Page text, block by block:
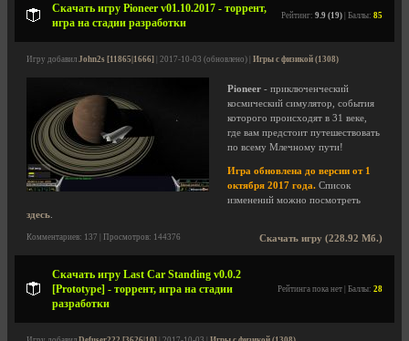
Скачать игру Pioneer v01.10.2017 - торрент,
игра на стадии разработки
Рейтинг: 9.9 (19) | Баллы: 85
Игру добавил John2s [11865|1666] | 2017-10-03 (обновлено) | Игры с физикой (1308)
Pioneer - приключенческий
космический симулятор, события
которого происходят в 31 веке,
где вам предстоит путешествовать
по всему Млечному пути!
Игра обновлена до версии от 1
октября 2017 года. Список
изменений можно посмотреть
здесь
Скачать игру (228.92 Мб.)
Комментариев: 137 | Просмотров: 144376
Скачать игру Last Car Standing v0.0.2
[Prototype] - торрент, игра на стадии
разработки
Рейтинга пока нет | Баллы: 28